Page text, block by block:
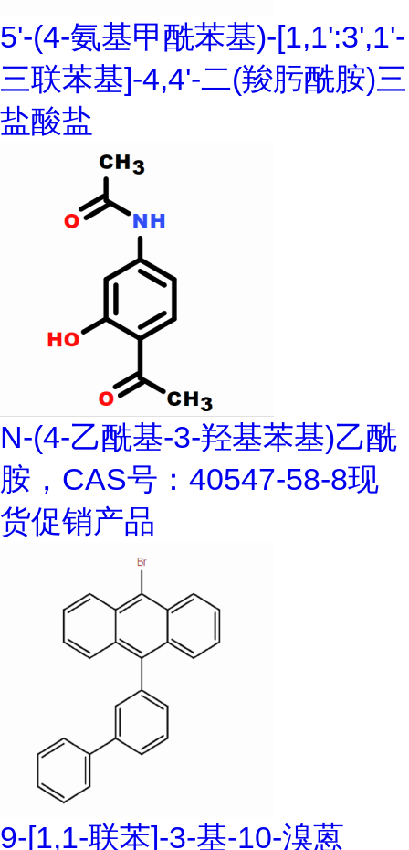
5'-(4-氨基甲酰苯基)-[1,1':3',1'-
三联苯基]-4,4'-二(羧肟酰胺)三
盐酸盐
N-(4-乙酰基-3-羟基苯基)乙酰
胺，CAS号：40547-58-8现
货促销产品
9-[1,1-联苯]-3-基-10-溴蒽